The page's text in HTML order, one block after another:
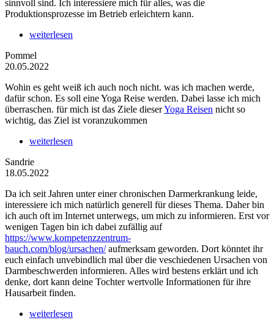
sinnvoll sind. Ich interessiere mich für alles, was die
Produktionsprozesse im Betrieb erleichtern kann.
weiterlesen
Pommel
20.05.2022
Wohin es geht weiß ich auch noch nicht. was ich machen werde,
dafür schon. Es soll eine Yoga Reise werden. Dabei lasse ich mich
überraschen. für mich ist das Ziele dieserYoga Reisen nicht so
wichtig, das Ziel ist voranzukommen
weiterlesen
Sandrie
18.05.2022
Da ich seit Jahren unter einer chronischen Darmerkrankung leide,
interessiere ich mich natürlich generell für dieses Thema. Daher bin
ich auch oft im Internet unterwegs, um mich zu informieren. Erst vor
wenigen Tagen bin ich dabei zufällig auf
https://www.kompetenzzentrum-
bauch.com/blog/ursachen/aufmerksam geworden. Dort könntet ihr
euch einfach unvebindlich mal über die veschiedenen Ursachen von
Darmbeschwerden informieren. Alles wird bestens erklärt und ich
denke, dort kann deine Tochter wertvolle Informationen für ihre
Hausarbeit finden.
weiterlesen